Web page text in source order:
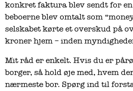
konkret faktura blev sendt for
beboerne blev omtalt som
selskabet kørte et overskud på
kroner hjem – inden
Mit råd er enkelt. Hvis du er
borger, så hold øje med, hvem
nærmeste bor. Spørg ind til